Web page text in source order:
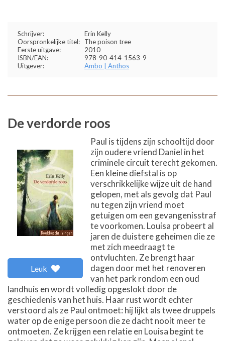
Schrijver:
Erin Kelly
Oorspronkelijke titel:
The poison tree
Eerste uitgave:
2010
ISBN/EAN:
978-90-414-1563-9
Uitgever:
Ambo | Anthos
De verdorde roos
Leuk
Paul is tijdens zijn schooltijd door
zijn oudere vriend Daniel in het
criminele circuit terecht gekomen.
Een kleine diefstal is op
verschrikkelijke wijze uit de hand
gelopen, met als gevolg dat Paul
nu tegen zijn vriend moet
getuigen om een gevangenisstraf
te voorkomen. Louisa probeert al
jaren de duistere geheimen die ze
met zich meedraagt te
ontvluchten. Ze brengt haar
dagen door met het renoveren
van het park rondom een oud
landhuis en wordt volledig opgeslokt door de
geschiedenis van het huis. Haar rust wordt echter
verstoord als ze Paul ontmoet: hij lijkt als twee druppels
water op de enige persoon die ze dacht nooit meer te
ontmoeten. Ze krijgen een relatie en Louisa begint te